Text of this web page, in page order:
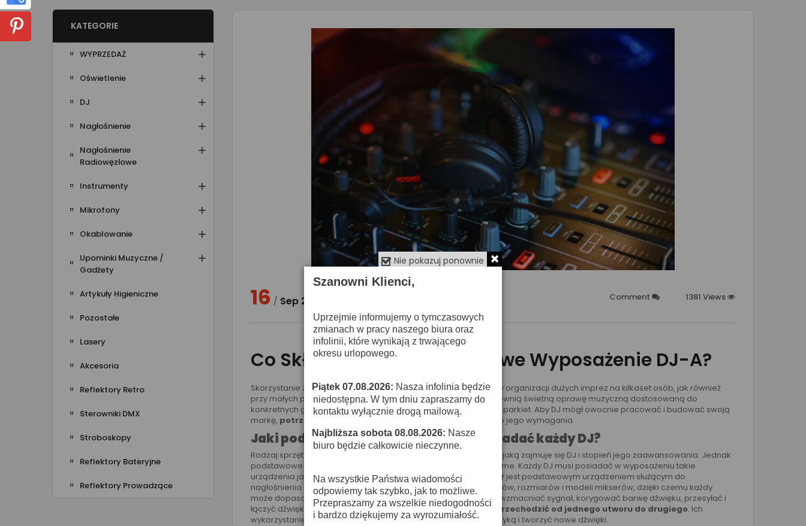
KATEGORIE
WYPRZEDAŻ 
Oświetlenie 
DJ 
Nagłośnienie 
Nagłośnienie
Radiowęzłowe

Instrumenty 
Mikrofony 
Okablowanie 
Upominki Muzyczne /
Gadżety

Artykuły Higieniczne
Pozostałe
Lasery
Akcesoria
Reflektory Retro
Sterowniki DMX
Stroboskopy
Reflektory Bateryjne
Reflektory Prowadzące
16 / Sep 2021 Comment 1381 Views
Co Składa Się Na Podstawowe Wyposażenie DJ-A?
Skorzystanie z usług DJ-a jest świetnym pomysłem zarówno przy organizacji dużych imprez na kilkaset osób, jak również
przy małych przyjęciach w kameralnym gronie. Jego usługi zapewnią świetną oprawę muzyczną dostosowaną do
konkretnych gustów i sytuacji. DJ swoją pracą przyciąga ludzi na parkiet. Aby DJ mógł owocnie pracować i budować swoją
markę, potrzebuje konkretnego wyposażenia , spełniającego jego wymagania.
Jaki podstawowy sprzęt powinien posiadać każdy DJ?
Rodzaj sprzętu jest w głównej mierze zależny od rodzaju muzyki, jaką zajmuje się DJ i stopień jego zaawansowania. Jednak
podstawowe elementy wyposażenia zawsze pozostają takie same. Każdy DJ musi posiadać w wyposażeniu takie
urządzenia jak: mikser,słuchawki studyjnei odtwarzacze. Mikser jest podstawowym urządzeniem służącym do
nagłośnienia estradowego. Na rynku dostępne jest mnóstwo typów, rozmiarów i modeli mikserów, dzięki czemu każdy
może dopasować ten sprzęt pod siebie. Mikser ma za zadanie wzmacniać sygnał, korygować barwę dźwięku, przesyłać i
łączyć dźwięki z kilku źródeł. Dzięki mikserowi DJ możepłynnie przechodzić od jednego utworu do drugiego. Ich
wykorzystanie pozwala w nieograniczony sposób bawić się muzyką i tworzyć nowe dźwięki.
Nie pokazuj ponownie
Szanowni Klienci,
Uprzejmie informujemy o tymczasowych
zmianach w pracy naszego biura oraz
infolinii, które wynikają z trwającego
okresu urlopowego.
· Piątek 07.08.2026: Nasza infolinia będzie
niedostępna. W tym dniu zapraszamy do
kontaktu wyłącznie drogą mailową.
· Najbliższa sobota 08.08.2026: Nasze
biuro będzie całkowicie nieczynne.
Na wszystkie Państwa wiadomości
odpowiemy tak szybko, jak to możliwe.
Przepraszamy za wszelkie niedogodności
i bardzo dziękujemy za wyrozumiałość.